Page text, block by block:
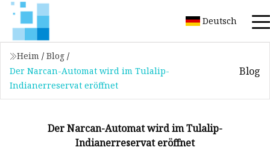
Deutsch
Heim / Blog /
Der Narcan-Automat wird im Tulalip-
Indianerreservat eröffnet
Blog
Der Narcan-Automat wird im Tulalip-
Indianerreservat eröffnet